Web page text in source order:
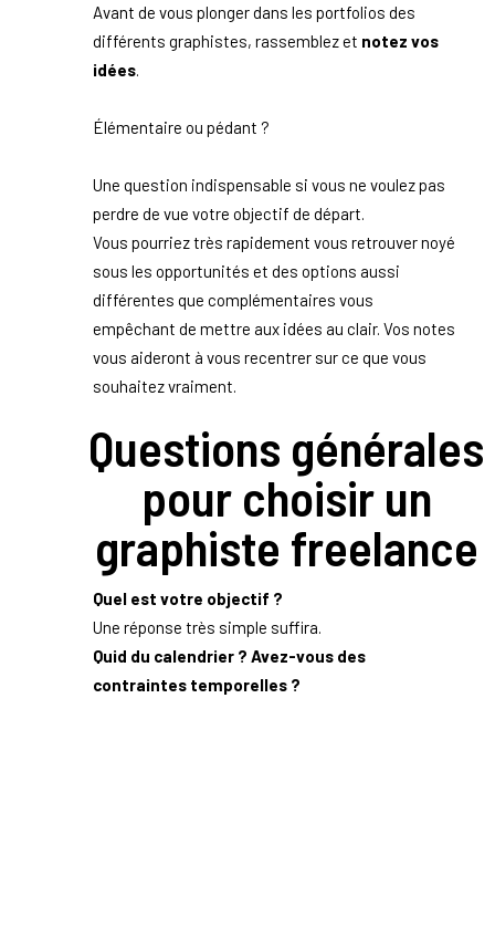
Avant de vous plonger dans les portfolios des
différents graphistes, rassemblez et notez vos
idées.
Élémentaire ou pédant ?
Une question indispensable si vous ne voulez pas
perdre de vue votre objectif de départ.
Vous pourriez très rapidement vous retrouver noyé
sous les opportunités et des options aussi
différentes que complémentaires vous
empêchant de mettre aux idées au clair. Vos notes
vous aideront à vous recentrer sur ce que vous
souhaitez vraiment.
Questions générales
pour choisir un
graphiste freelance
Quel est votre objectif ?
Une réponse très simple suffira.
Quid du calendrier ? Avez-vous des
contraintes temporelles ?